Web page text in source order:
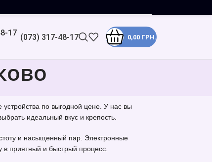
(073) 317-48-17 0,00 ГРН.
устройства по выгодной цене. У нас вы
идеальный вкус и крепость.
и насыщенный пар. Электронные
в приятный и быстрый процесс.